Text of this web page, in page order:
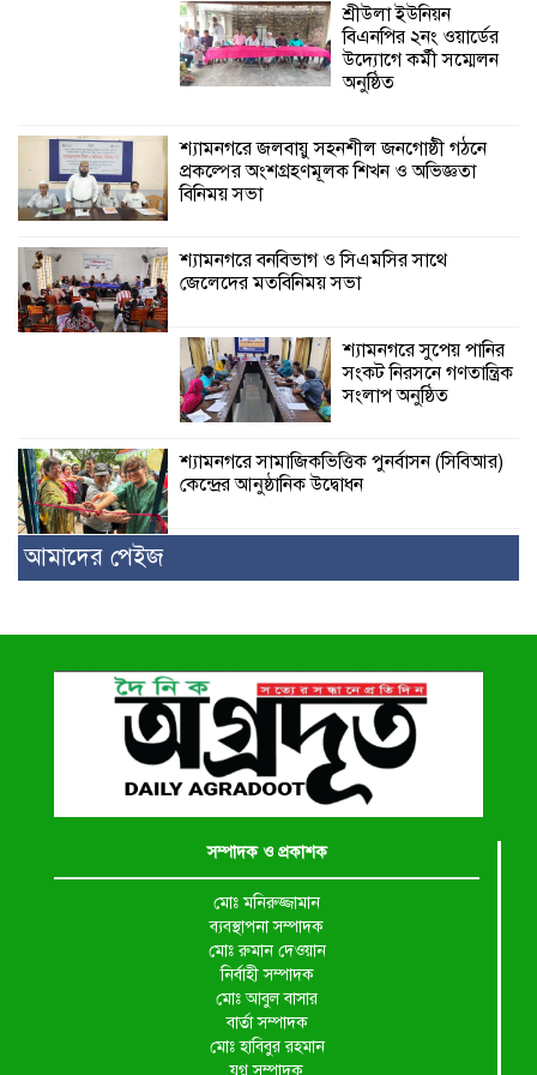
শ্রীউলা ইউনিয়ন
বিএনপির ২নং ওয়ার্ডের
উদ্যোগে কর্মী সম্মেলন
অনুষ্ঠিত
শ্যামনগরে জলবায়ু সহনশীল জনগোষ্ঠী গঠনে
প্রকল্পের অংশগ্রহণমূলক শিখন ও অভিজ্ঞতা
বিনিময় সভা
শ্যামনগরে বনবিভাগ ও সিএমসির সাথে
জেলেদের মতবিনিময় সভা
শ্যামনগরে সুপেয় পানির
সংকট নিরসনে গণতান্ত্রিক
সংলাপ অনুষ্ঠিত
শ্যামনগরে সামাজিকভিত্তিক পুনর্বাসন (সিবিআর)
কেন্দ্রের আনুষ্ঠানিক উদ্বোধন
আমাদের পেইজ
সম্পাদক ও প্রকাশক
মোঃ মনিরুজ্জামান
ব্যবস্থাপনা সম্পাদক
মোঃ রুমান দেওয়ান
নির্বাহী সম্পাদক
মোঃ আবুল বাসার
বার্তা সম্পাদক
মোঃ হাবিবুর রহমান